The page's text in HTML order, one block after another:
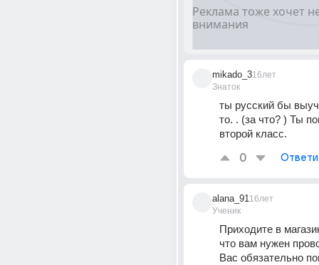
mikado_3
Знаток
16лет
ты русский бы
то. . (за что? ) Ты
второй класс.
0
alana_91
Ученик
16лет
Приходите в
что вам нужен
Вас обязательно